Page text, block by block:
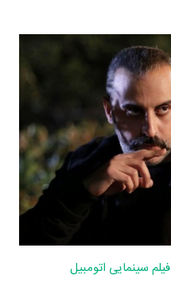
فیلم سینمایی اتومبیل